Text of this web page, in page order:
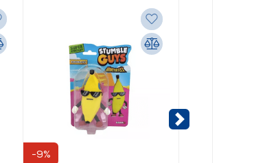
-9%